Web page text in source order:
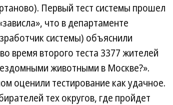
Первый тест системы прошел
что в департаменте
системы) объяснили
время второго теста 3377 жителей
животными в Москве?».
оценили тестирование как удачное.
тех округов, где пройдет